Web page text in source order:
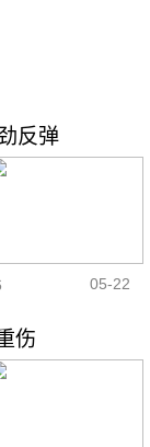
反弹
05-22
伤